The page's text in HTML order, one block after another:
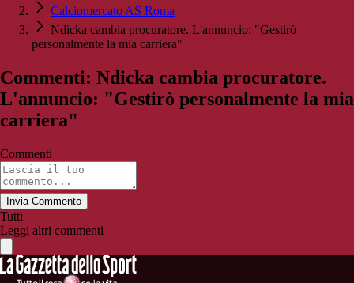
Calciomercato AS Roma
Ndicka cambia procuratore. L'annuncio: "Gestirò
personalmente la mia carriera"
Commenti: Ndicka cambia procuratore.
L'annuncio: "Gestirò personalmente la mia
carriera"
Commenti
Invia Commento
Tutti
Leggi altri commenti